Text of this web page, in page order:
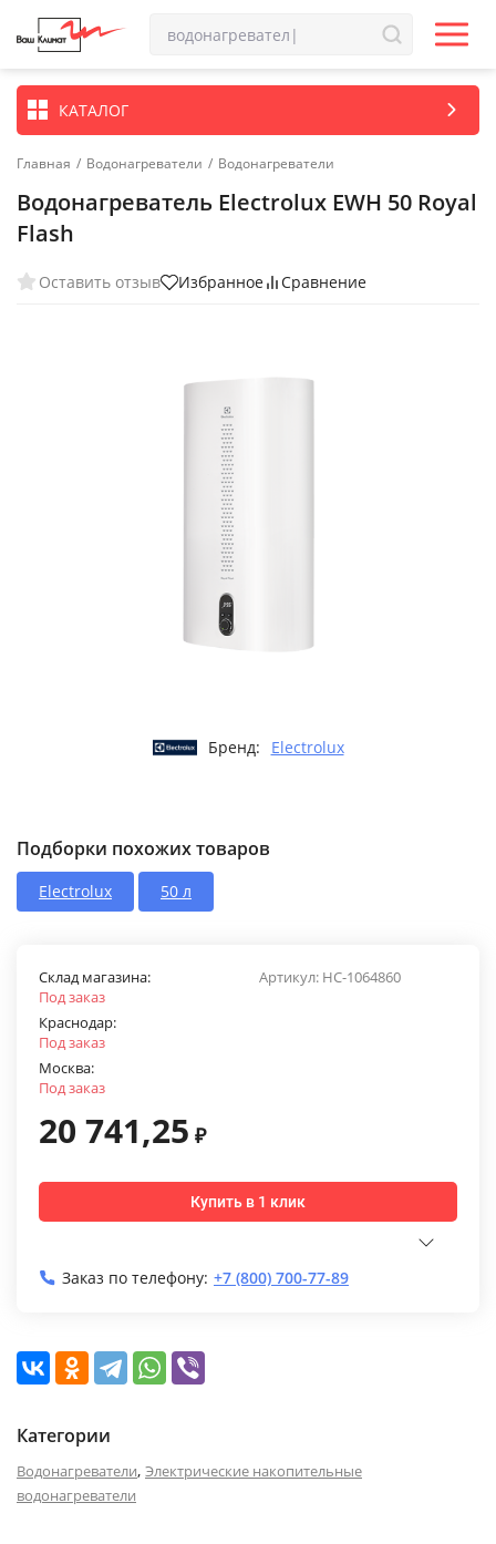
КАТАЛОГ
Главная / Водонагреватели / Водонагреватели
Водонагреватель Electrolux EWH 50 Royal
Flash
Оставить отзыв Избранное Сравнение
Бренд: Electrolux
Подборки похожих товаров
Electrolux 50 л
Артикул: HC-1064860
Склад магазина:
Под заказ
Краснодар:
Под заказ
Москва:
Под заказ
20 741,25 ₽
Купить в 1 клик
Заказ по телефону: +7 (800) 700-77-89
Категории
Водонагреватели, Электрические накопительные
водонагреватели